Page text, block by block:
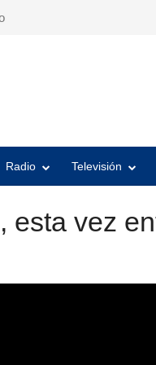
Radio Televisión
esta vez